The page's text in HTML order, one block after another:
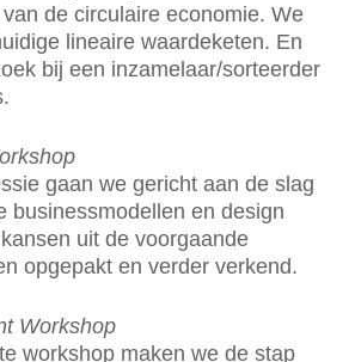
de circulaire economie. We
lineaire waardeketen. En
bij een inzamelaar/sorteerder
gaan we gericht aan de slag
businessmodellen en design
uit de voorgaande
opgepakt en verder verkend.
Workshop
workshop maken we de stap